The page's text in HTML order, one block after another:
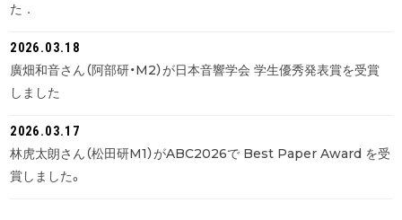
た．
2026.03.18
廣畑和音さん（阿部研・M2）が日本音響学会 学生優秀発表賞を受賞
しました
2026.03.17
林虎太朗さん（松田研M1）がABC2026で Best Paper Award を受
賞しました。